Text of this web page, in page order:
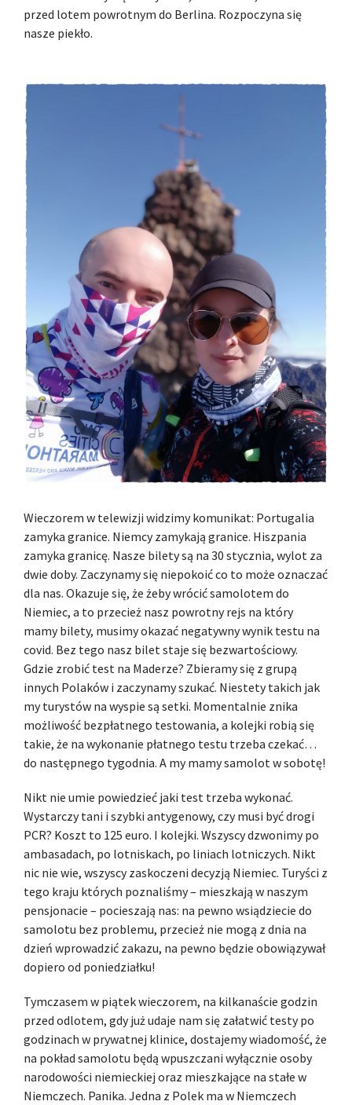
przed lotem powrotnym do Berlina. Rozpoczyna się
nasze piekło.
Wieczorem w telewizji widzimy komunikat: Portugalia
zamyka granice. Niemcy zamykają granice. Hiszpania
zamyka granicę. Nasze bilety są na 30 stycznia, wylot za
dwie doby. Zaczynamy się niepokoić co to może oznaczać
dla nas. Okazuje się, że żeby wrócić samolotem do
Niemiec, a to przecież nasz powrotny rejs na który
mamy bilety, musimy okazać negatywny wynik testu na
covid. Bez tego nasz bilet staje się bezwartościowy.
Gdzie zrobić test na Maderze? Zbieramy się z grupą
innych Polaków i zaczynamy szukać. Niestety takich jak
my turystów na wyspie są setki. Momentalnie znika
możliwość bezpłatnego testowania, a kolejki robią się
takie, że na wykonanie płatnego testu trzeba czekać…
do następnego tygodnia. A my mamy samolot w sobotę!
Nikt nie umie powiedzieć jaki test trzeba wykonać.
Wystarczy tani i szybki antygenowy, czy musi być drogi
PCR? Koszt to 125 euro. I kolejki. Wszyscy dzwonimy po
ambasadach, po lotniskach, po liniach lotniczych. Nikt
nic nie wie, wszyscy zaskoczeni decyzją Niemiec. Turyści z
tego kraju których poznaliśmy – mieszkają w naszym
pensjonacie – pocieszają nas: na pewno wsiądziecie do
samolotu bez problemu, przecież nie mogą z dnia na
dzień wprowadzić zakazu, na pewno będzie obowiązywał
dopiero od poniedziałku!
Tymczasem w piątek wieczorem, na kilkanaście godzin
przed odlotem, gdy już udaje nam się załatwić testy po
godzinach w prywatnej klinice, dostajemy wiadomość, że
na pokład samolotu będą wpuszczani wyłącznie osoby
narodowości niemieckiej oraz mieszkające na stałe w
Niemczech. Panika. Jedna z Polek ma w Niemczech